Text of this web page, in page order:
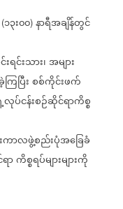
(၁၃း၀၀) နာရီအချိန်တွင်
ရင်းသား၊အများ
ပြီးစစ်ကိုင်းဖက်
ပ်ငန်းစဉ်ဆိုင်ရာကိစ္စ
ကာလဖွဲ့စည်းပုံအခြေခံ
ာကိစ္စရပ်များများကို